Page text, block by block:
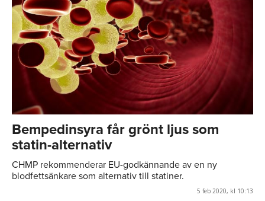
Bempedinsyra får grönt ljus som
statin-alternativ
CHMP rekommenderar EU-godkännande av en ny
blodfettsänkare som alternativ till statiner.
5 feb 2020, kl 10:13